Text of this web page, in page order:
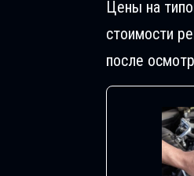
Цены на
стоимости
после